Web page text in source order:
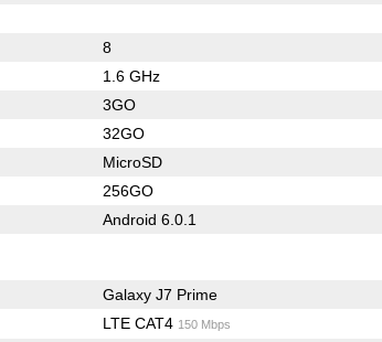
8
1.6 GHz
3GO
32GO
MicroSD
256GO
Android 6.0.1
Galaxy J7 Prime
LTE CAT4 150 Mbps